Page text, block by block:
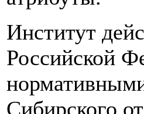
Институт
Российской
Сибирского